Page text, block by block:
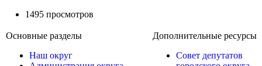
1495 просмотров
Основные разделы
Наш округ
Дополнительные ресурсы
Совет депутатов